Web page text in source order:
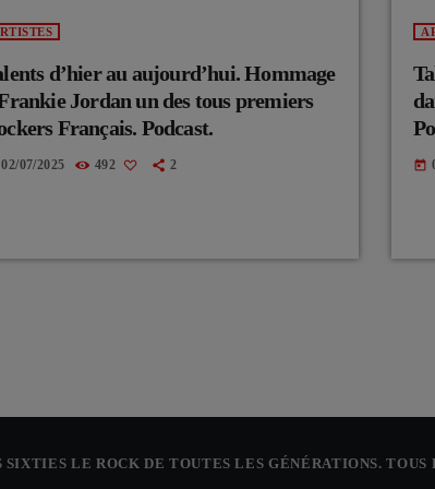
d’hier au aujourd’hui. Hommage
Jordan un des tous premiers
Français. Podcast.
02/07/2025 492 2 today
LE ROCK DE TOUTES LES GÉNÉRATIONS. TOUS